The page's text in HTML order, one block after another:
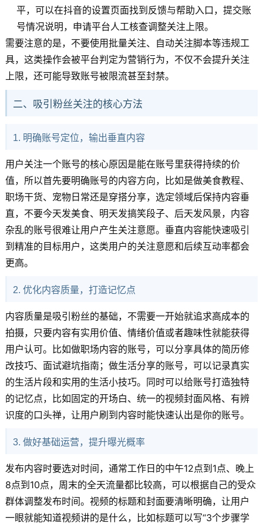
平，可以在抖音的设置页面找到反馈与帮助入口，提交账
号情况说明，申请平台人工核查调整关注上限。
需要注意的是，不要使用批量关注、自动关注脚本等违规工
具，这类操作会被平台判定为营销行为，不仅不会提升关注
上限，还可能导致账号被限流甚至封禁。
二、吸引粉丝关注的核心方法
1. 明确账号定位，输出垂直内容
用户关注一个账号的核心原因是能在账号里获得持续的价
值，所以首先要明确账号的内容方向，比如是做美食教程、
职场干货、宠物日常还是穿搭分享，选定领域后保持内容垂
直，不要今天发美食、明天发搞笑段子、后天发风景，内容
杂乱的账号很难让用户产生关注意愿。垂直内容能快速吸引
到精准的目标用户，这类用户的关注意愿和后续互动率都会
更高。
2. 优化内容质量，打造记忆点
内容质量是吸引粉丝的基础，不需要一开始就追求高成本的
拍摄，只要内容有实用价值、情绪价值或者趣味性就能获得
用户认可。比如做职场内容的账号，可以分享具体的简历修
改技巧、面试避坑指南；做生活分享的账号，可以记录真实
的生活片段和实用的生活小技巧。同时可以给账号打造独特
的记忆点，比如固定的开场白、统一的视频封面风格、有辨
识度的口头禅，让用户刷到内容时能快速认出是你的账号。
3. 做好基础运营，提升曝光概率
发布内容时要选对时间，通常工作日的中午12点到1点、晚上
8点到10点，周末的全天流量都比较高，可以根据自己的受众
群体调整发布时间。视频的标题和封面要清晰明确，让用户
一眼就能知道视频讲的是什么，比如标题可以写“3个步骤学